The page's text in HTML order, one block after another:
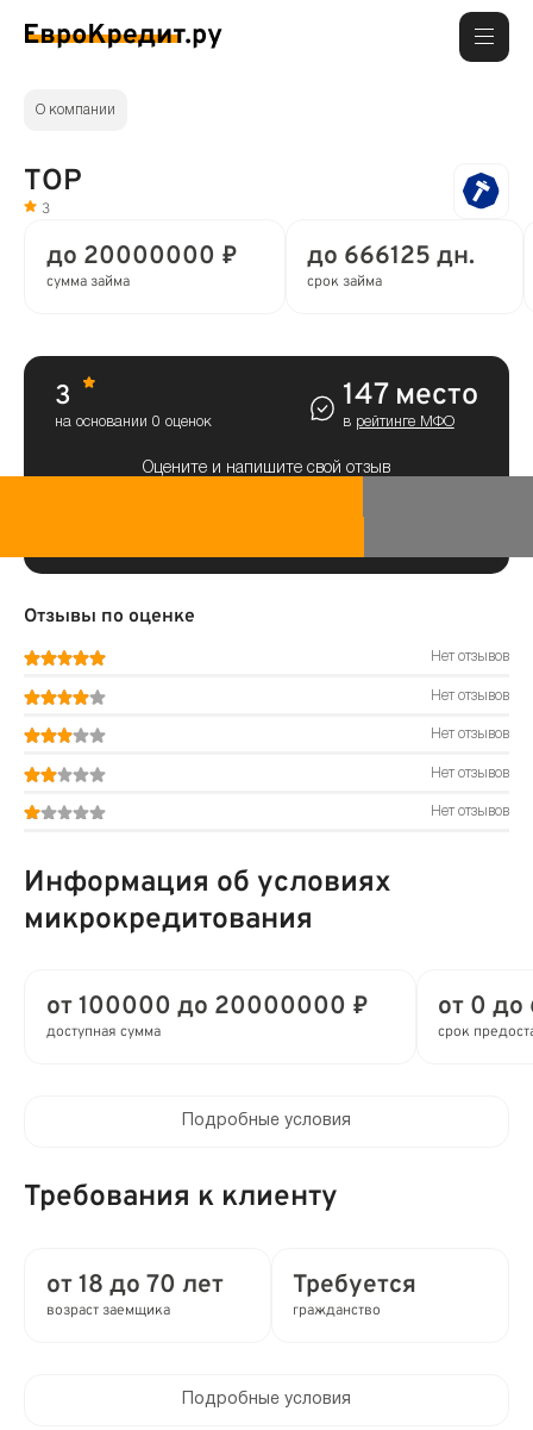
О компании
ТОР
3
до 20000000 ₽
сумма займа
до 666125 дн.
срок займа
3
на основании 0 оценок
147 место
в рейтинге МФО
Оцените и напишите свой отзыв
Отзывы по оценке
Нет отзывов
Нет отзывов
Нет отзывов
Нет отзывов
Нет отзывов
Информация об условиях
микрокредитования
от 100000 до 20000000 ₽
доступная сумма
от 0 до
срок
от 0.03 до 0.8%
Подробные условия
Требования к клиенту
от 18 до 70 лет
возраст заемщика
Требуется
гражданство
Подробные условия